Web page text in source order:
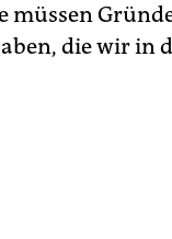
müssen
die wir in